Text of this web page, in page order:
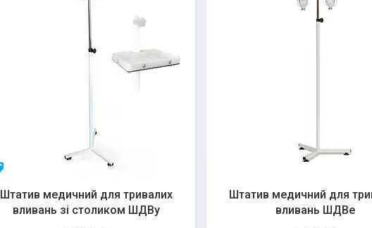
Штатив медичний для тривалих
вливань зі столиком ШДВу
Штатив медичний для
вливань ШДВе